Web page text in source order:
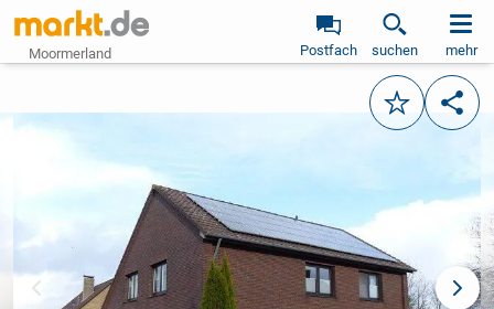
Moormerland Postfach suchen mehr
Merken
vorheriges Bild